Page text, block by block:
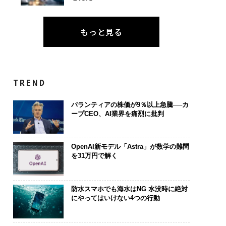
もっと見る
TREND
パランティアの株価が9％以上急騰──カ
ープCEO、AI業界を痛烈に批判
OpenAI新モデル「Astra」が数学の難問
を31万円で解く
防水スマホでも海水はNG 水没時に絶対
にやってはいけない4つの行動